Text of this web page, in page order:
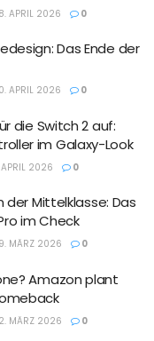
APRIL 2026 0
Das Ende der
APRIL 2026 0
die Switch 2 auf:
im Galaxy-Look
APRIL 2026 0
der Mittelklasse: Das
im Check
MÄRZ 2026 0
Amazon plant
MÄRZ 2026 0